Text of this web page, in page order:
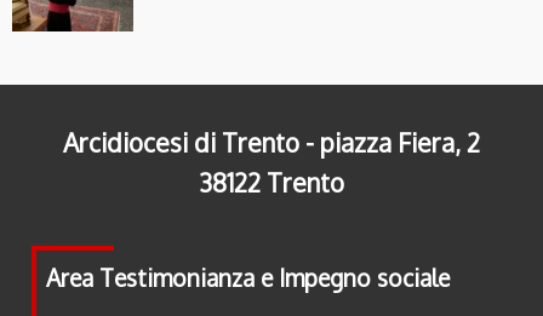
Arcidiocesi di Trento - piazza Fiera, 2
38122 Trento
Area Testimonianza e Impegno sociale